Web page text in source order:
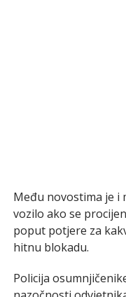
Među novostima je i
vozilo ako se
poput potjere za
hitnu blokadu.
Policija